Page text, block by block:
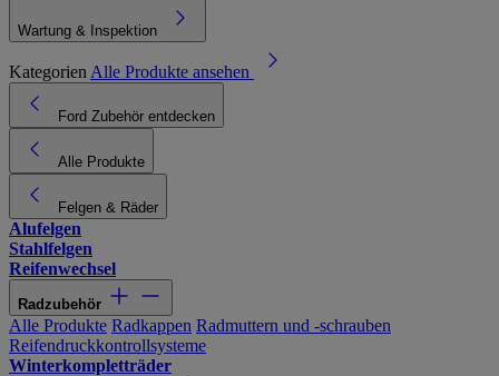
Wartung & Inspektion
Kategorien Alle Produkte ansehen
Ford Zubehör entdecken
Alle Produkte
Felgen & Räder
Alufelgen
Stahlfelgen
Reifenwechsel
Radzubehör
Alle Produkte Radkappen Radmuttern und -schrauben
Reifendruckkontrollsysteme
Winterkompletträder